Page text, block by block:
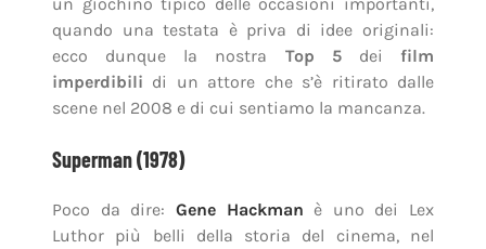
un giochino tipico delle occasioni importanti,
quando una testata è priva di idee originali:
ecco dunque la nostra Top 5dei film
imperdibili di un attore che s’è ritirato dalle
scene nel 2008 e di cui sentiamo la mancanza.
Superman (1978)
Poco da dire: Gene Hackman è uno dei Lex
Luthor più belli della storia del cinema, nel